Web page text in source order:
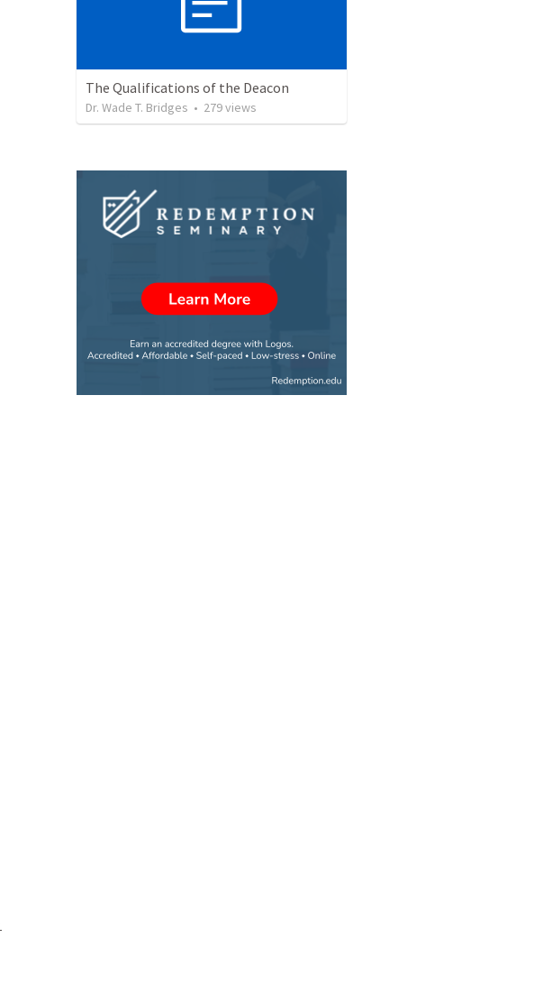
The Qualifications of the Deacon
Dr. Wade T. Bridges • 279views